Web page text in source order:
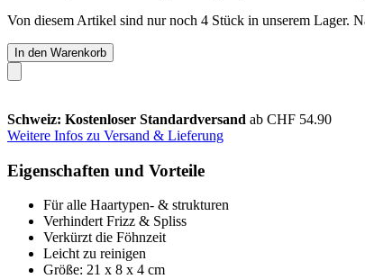
Von diesem Artikel sind nur noch 4 Stück in unserem Lager.
In den Warenkorb
Schweiz: Kostenloser Standardversand ab CHF 54.90
Weitere Infos zu Versand & Lieferung
Eigenschaften und Vorteile
Für alle Haartypen- & strukturen
Verhindert Frizz & Spliss
Verkürzt die Föhnzeit
Leicht zu reinigen
Größe: 21 x 8 x 4 cm